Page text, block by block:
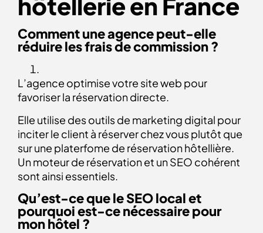
Comment une agence peut-elle
réduire les frais de commission ?
L’agence optimise votre site web pour
favoriser la réservation directe.
Elle utilise des outils de marketing digital pour
inciter le client à réserver chez vous plutôt que
sur une platerfome de réservation hôtellière.
Un moteur de réservation et un SEO cohérent
sont ainsi essentiels.
Qu’est-ce que le SEO local et
pourquoi est-ce nécessaire pour
mon hôtel ?